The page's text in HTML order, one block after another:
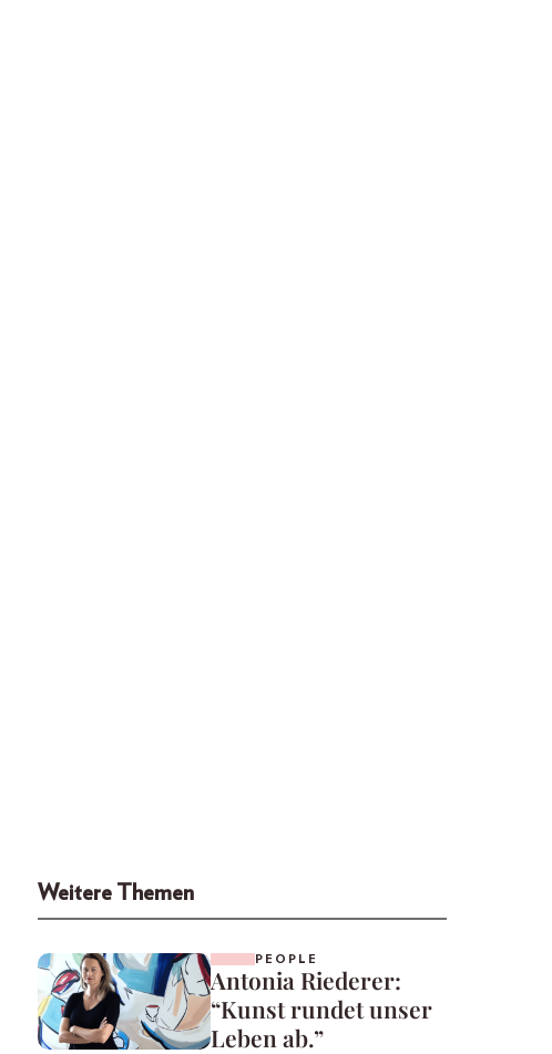
Weitere Themen
PEOPLE
Antonia Riederer:
“Kunst rundet unser
Leben ab.”